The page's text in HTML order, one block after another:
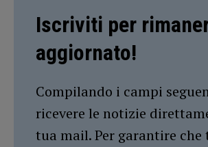
Iscriviti per
aggiornato!
Compilando i campi
ricevere le notizie
tua mail. Per garantire che